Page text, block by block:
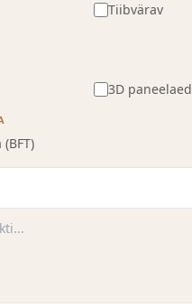
Tiibvärav
3D paneelaed